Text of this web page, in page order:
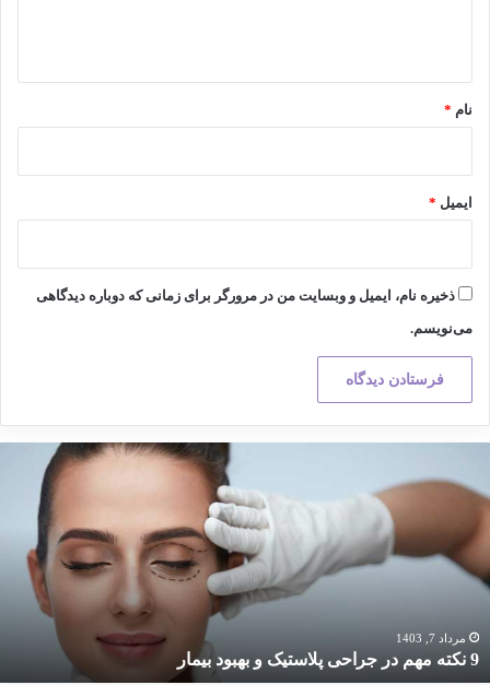
نام *
ایمیل *
ذخیره نام، ایمیل و وبسایت من در مرورگر برای زمانی که دوباره دیدگاهی
می‌نویسم.
مهم
جراحی
پلاستیک
و
بیمارمرداد 7, 1403
9 نکته مهم در جراحی پلاستیک و بهبود بیمار